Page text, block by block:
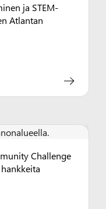
ja STEM-
Atlantan
Challenge